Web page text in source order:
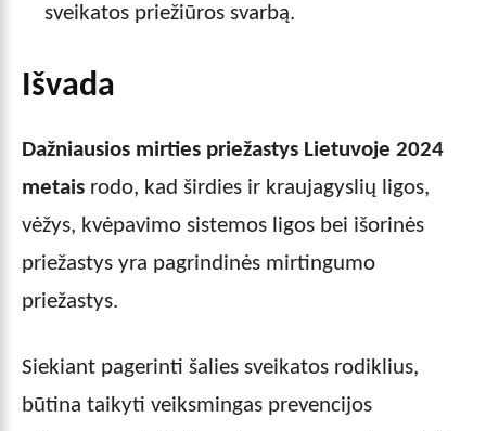
sveikatos priežiūros svarbą.
Išvada
Dažniausios mirties priežastys Lietuvoje 2024
metais rodo, kad širdies ir kraujagyslių ligos,
vėžys, kvėpavimo sistemos ligos bei išorinės
priežastys yra pagrindinės mirtingumo
priežastys.
Siekiant pagerinti šalies sveikatos rodiklius,
būtina taikyti veiksmingas prevencijos